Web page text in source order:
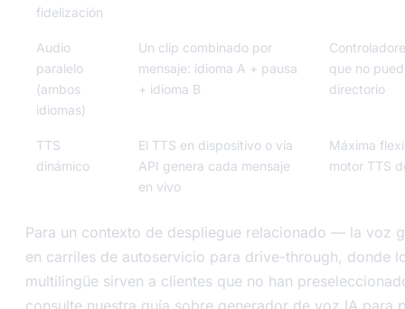
fidelización
Audio
paralelo
(ambos
idiomas)
Un clip combinado por
mensaje: idioma A + pausa
+ idioma B
que no
directorio
TTS
dinámico
El TTS en dispositivo o vía
API genera cada mensaje
en vivo
Máxima
motor TTS
Para un contexto de despliegue relacionado — la voz
en carriles de autoservicio para drive-through, donde
multilingüe sirven a clientes que no han
consulte nuestra guía sobre generador de voz IA para